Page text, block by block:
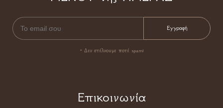
* Δεν στέλνουμε ποτέ spam!
Επικοινωνία